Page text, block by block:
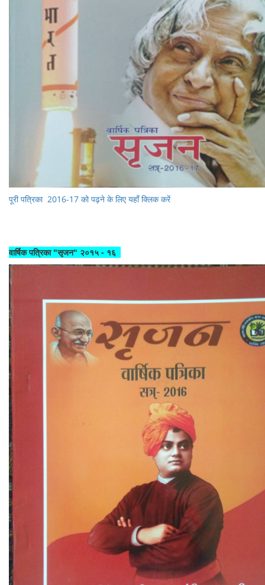
पूरी पत्रिका 2016-17 को पढ़ने के लिए यहाँ क्लिक करें
वार्षिक पत्रिका "सृजन" २०१५ - १६